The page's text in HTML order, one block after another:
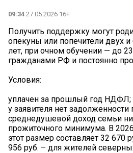
09:34 27.05.2026 16+
Получить поддержку могут
опекуны или попечители двух и
лет, при очном обучении — до
гражданами РФ и постоянно
Условия:
️уплачен за прошлый год НДФЛ;
️у заявителя нет
️среднедушевой доход семьи
прожиточного минимума. В
этот размер составляет 32 670
956 руб. – для жителей